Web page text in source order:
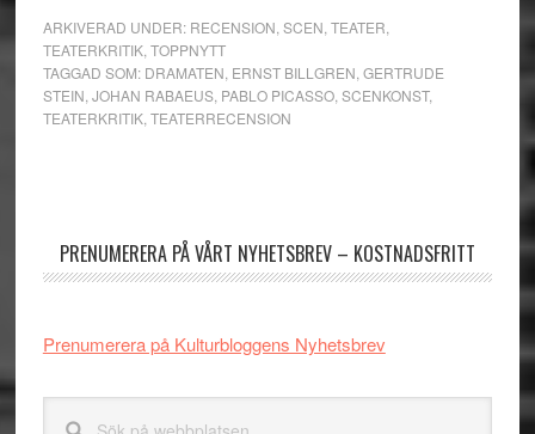
ARKIVERAD UNDER: RECENSION SCEN TEATER
TEATERKRITIK, TOPPNYTT
TAGGAD SOM: DRAMATEN ERNST BILLGREN GERTRUDE
STEIN JOHAN RABAEUS, PABLO PICASSO, SCENKONST,
TEATERKRITIK, TEATERRECENSION
PRENUMERERA PÅ VÅRT NYHETSBREV – KOSTNADSFRITT
Prenumerera på Kulturbloggens Nyhetsbrev